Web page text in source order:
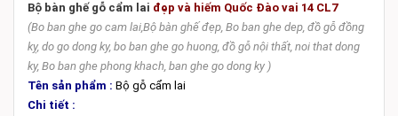
Bộ bàn ghế gỗ cẩm lai đẹp và hiếm Quốc Đào vai 14 CL7
(Bo ban ghe go cam lai,Bộ bàn ghế đẹp, Bo ban ghe dep, đồ gỗ đồng
kỵ, do go dong ky, bo ban ghe go huong, đồ gỗ nội thất, noi that dong
ky, Bo ban ghe phong khach, ban ghe go dong ky )
Tên sản phẩm : Bộ gỗ cẩm lai
Chi tiết :